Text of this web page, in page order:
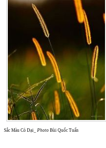
Sắc Màu Cỏ Dại_ Photo Bùi Quốc Tuấn